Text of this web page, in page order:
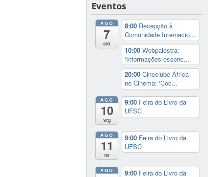
Eventos
AGO
7
sex
8:00 Recepção à
Comunidade Internacio...
10:00Webpalestra:
‘Informações essenc...
20:00Cineclube África
no Cinema: ‘Coc...
AGO
10
seg
9:00 Feira do Livro da
UFSC
AGO
11
ter
9:00 Feira do Livro da
UFSC
AGO 9:00 Feira do Livro da